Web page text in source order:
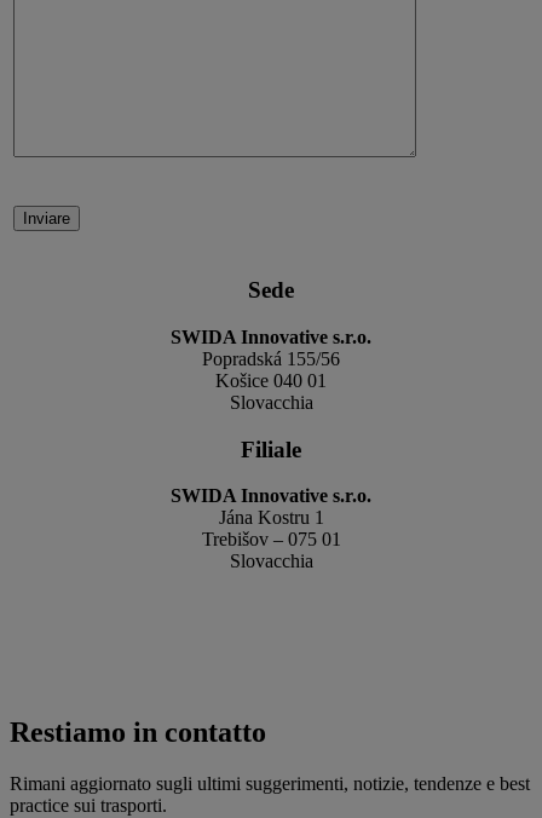
Inviare
Sede
SWIDA Innovative s.r.o.
Popradská 155/56
Košice 040 01
Slovacchia
Filiale
SWIDA Innovative s.r.o.
Jána Kostru 1
Trebišov – 075 01
Slovacchia
Restiamo in contatto
Rimani aggiornato sugli ultimi suggerimenti, notizie, tendenze e best
practice sui trasporti.